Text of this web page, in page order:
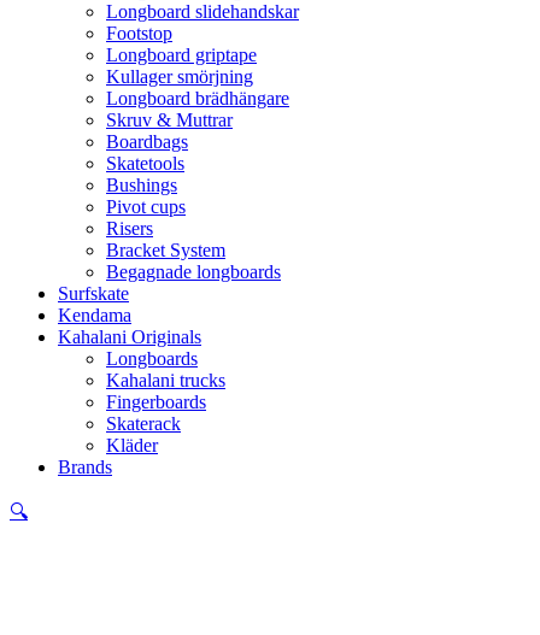
Longboard slidehandskar
Footstop
Longboard griptape
Kullager smörjning
Longboard brädhängare
Skruv & Muttrar
Boardbags
Skatetools
Bushings
Pivot cups
Risers
Bracket System
Begagnade longboards
Surfskate
Kendama
Kahalani Originals
Longboards
Kahalani trucks
Fingerboards
Skaterack
Kläder
Brands
🔍